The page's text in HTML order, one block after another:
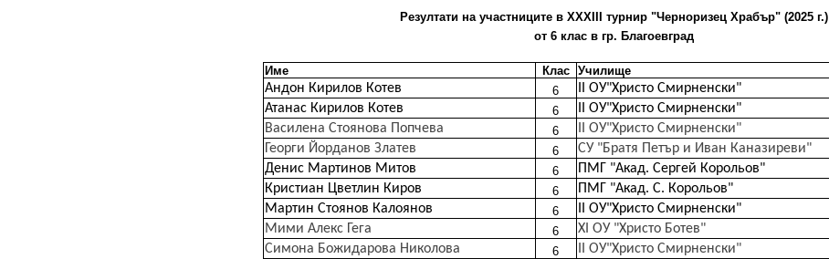
Резултати на участниците в XХXIII турнир "Черноризец Храбър" (2025 г.)
от 6 клас в гр. Благоевград
Име Клас Училище
Андон Кирилов Котев 6 ІІ ОУ"Христо Смирненски"
Атанас Кирилов Котев 6 ІІ ОУ"Христо Смирненски"
Василена Стоянова Попчева 6 ІІ ОУ"Христо Смирненски"
Георги Йорданов Златев 6 СУ "Братя Петър и Иван Каназиреви"
Денис Мартинов Митов 6 ПМГ "Акад. Сергей Корольов"
Кристиан Цветлин Киров 6 ПМГ "Акад. С. Корольов"
Мартин Стоянов Калоянов 6 ІІ ОУ"Христо Смирненски"
Мими Алекс Гега 6 XI ОУ "Христо Ботев"
Симона Божидарова Николова 6 ІІ ОУ"Христо Смирненски"